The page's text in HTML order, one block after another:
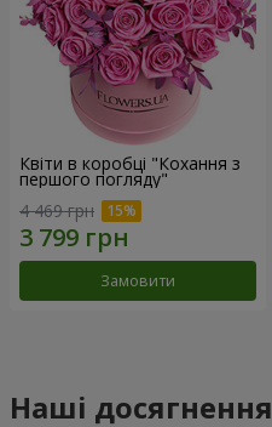
Квіти в коробці "Кохання з
першого погляду"
4 469 грн
Замовити
Наші досягнення